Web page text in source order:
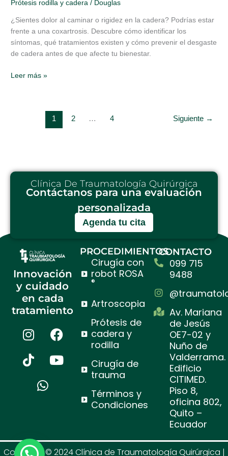
Prótesis rodilla y cadera / Douglas
¿Sientes dolor al caminar o rigidez en la cadera? Podrías estar
frente a una coxartrosis. Descubre cómo identificar los
síntomas, qué tratamientos existen y cómo prevenir el desgaste
de cadera antes de que afecte tu bienestar.
Leer más »
1 2 … 4 Siguiente →
Clínica De Traumatología Quirúrgica
Contáctanos para una evaluación
personalizada
Agenda tu cita
Innovación
y cuidado
en cada
tratamiento
I
n
s
t
F
a
c
e
T
i
k
t
Y
o
u
t
W
s
a
PROCEDIMIENTOS
Cirugía con
robot ROSA
®
Artroscopia
Prótesis de
cadera y
rodilla
Cirugía de
trauma
Términos y
Condiciones
CONTACTO
099 715
9488
Av. Mariana
de Jesús
OE7-02 y
Nuño de
Valderrama.
Edificio
CITIMED.
Piso 8,
oficina 802,
Quito –
Ecuador
Copyright © 2024 Clínica de Traumatología Quirúrgica |